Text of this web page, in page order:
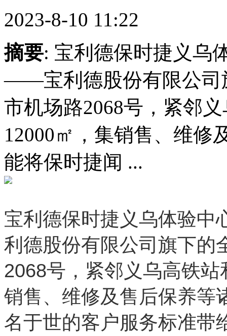
2023-8-10 11:22
摘要: 宝利德保时捷义乌
——宝利德股份有限公司
市机场路2068号，紧邻
12000㎡，集销售、维修
能将保时捷闻 ...
宝利德保时捷义乌体验
利德股份有限公司旗下的
2068号，紧邻义乌高铁
销售、维修及售后保养等
名于世的客户服务标准带